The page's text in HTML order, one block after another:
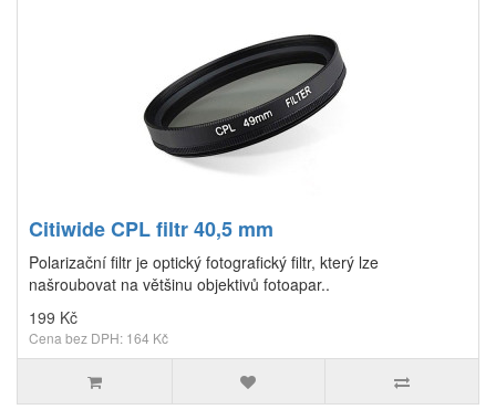
Citiwide CPL filtr 40,5 mm
Polarizační filtr je optický fotografický filtr, který lze
našroubovat na většinu objektivů fotoapar..
199 Kč
Cena bez DPH: 164 Kč